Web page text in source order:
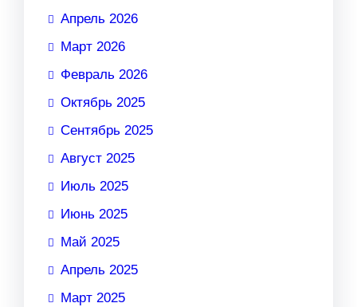
Апрель 2026
Март 2026
Февраль 2026
Октябрь 2025
Сентябрь 2025
Август 2025
Июль 2025
Июнь 2025
Май 2025
Апрель 2025
Март 2025